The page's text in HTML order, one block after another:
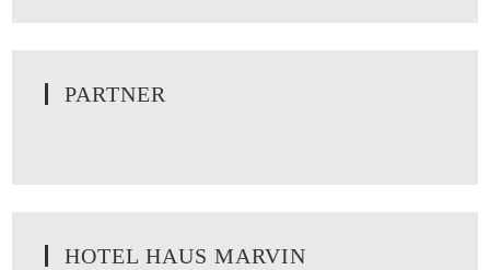
PARTNER
HOTEL HAUS MARVIN